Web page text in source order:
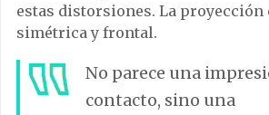
estas distorsiones. La proyección
simétrica y frontal.
No parece una
contacto, sino una